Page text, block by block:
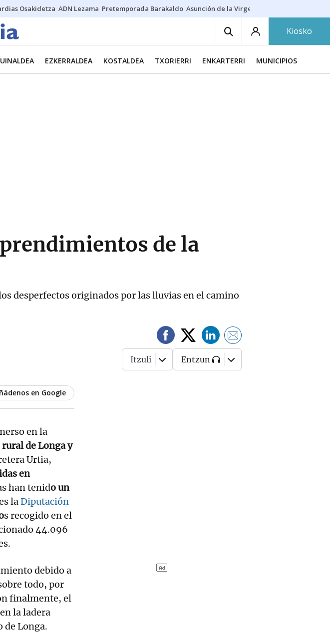
Osakidetza ADN Lezama Pretemporada Barakaldo Asunción de la Virgen
Kiosko
EZKERRALDEA KOSTALDEA TXORIERRI ENKARTERRI MUNICIPIOS
de la
desperfectos originados por las lluvias en el camino
Itzuli Entzun
en Google
en la
de Longa y
Urtia,
en
han tenido un
laDiputación
s recogido en el
44.096
debido a
todo, por
finalmente, el
la ladera
de Longa.